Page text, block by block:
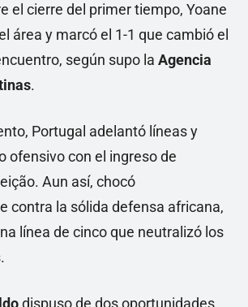
el cierre del primer tiempo, Yoane
área y marcó el 1-1 que cambió el
según supo la Agencia
.
Portugal adelantó líneas y
ofensivo con el ingreso de
Aun así, chocó
contra la sólida defensa africana,
línea de cinco que neutralizó los
dispuso de dos oportunidades